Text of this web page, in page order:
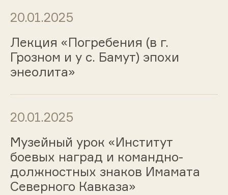
20.01.2025
Лекция «Погребения (в г.
Грозном и у с. Бамут) эпохи
энеолита»
20.01.2025
Музейный урок «Институт
боевых наград и командно-
должностных знаков Имамата
Северного Кавказа»